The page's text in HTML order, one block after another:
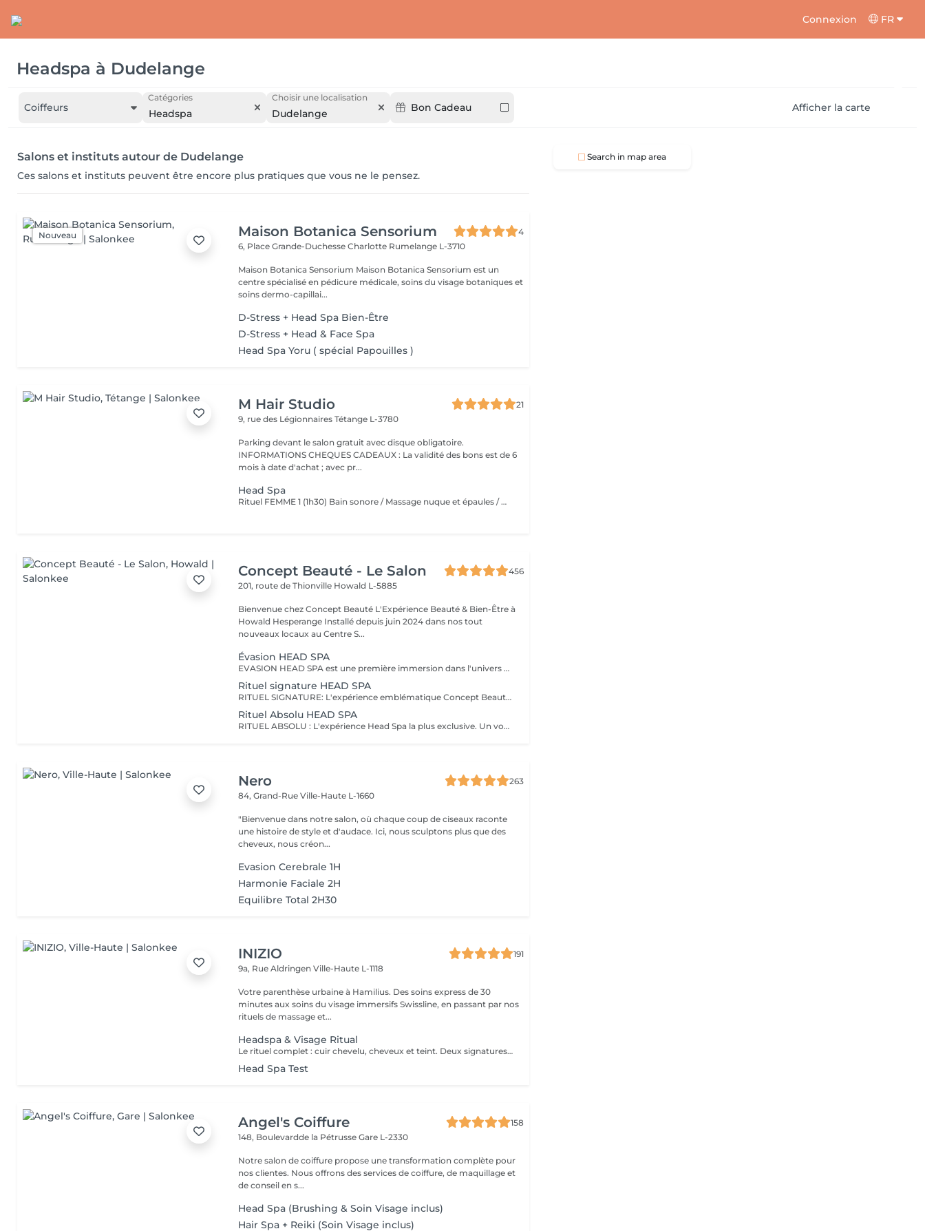
Connexion FR
Headspa à Dudelange
Coiffeurs
Catégories
Headspa
Choisir une localisation
Dudelange Bon Cadeau Afficher la carte
Salons et instituts autour de Dudelange
Ces salons et instituts peuvent être encore plus pratiques que vous ne le pensez.
Nouveau Maison Botanica Sensorium
4
6, Place Grande-Duchesse Charlotte Rumelange L-3710
Maison Botanica Sensorium Maison Botanica Sensorium est un
centre spécialisé en pédicure médicale, soins du visage botaniques et
soins dermo-capillai...
D-Stress + Head Spa Bien-Être
D-Stress + Head & Face Spa
Head Spa Yoru ( spécial Papouilles )
M Hair Studio
21
9, rue des LégionnairesTétange L-3780
Parking devant le salon gratuit avec disque obligatoire.
INFORMATIONS CHEQUES CADEAUX : La validité des bons est de 6
mois à date d'achat ; avec pr...
Head Spa
Rituel FEMME 1 (1h30) Bain sonore / Massage nuque et épaules / Massage cuir chevelu (avec outils) / Gommage cuir chevelu / Cascade d'eau / Shampooing / Soin / masque / Bain / vapeur / Séchage Rituel FEMME 2 (2h00) Bain sonore / Points de pression avec pochons (aux herbes aromatiques) / Soin visage (nettoyage, gommage, masque en tissu hydratant, crème de jour) / Massage buste et épaules / Massage visage / masque quartz rose / Massage cuir chevelu (avec outils) / Gommage cuir chevelu / Cascade d'eau / Shampooing / Soin / masque / Bain vapeur aromathérapie / Détente bras, mains / Luminothérapie* / Séchage Rituel HOMME (1h15) Bain sonore / Massage visage, nuque et épaules / Massage cuir chevelu (avec outils) / Gommage cuir chevelu / Cascade d'eau / Shampooing / Bain vapeur aromathérapie / Lotion tonique énergisante / Séchage
Concept Beauté - Le Salon
456
201, route de Thionville Howald L-5885
Bienvenue chez Concept Beauté L'Expérience Beauté & Bien-Être à
Howald Hesperange Installé depuis juin 2024 dans nos tout
nouveaux locaux au Centre S...
Évasion HEAD SPA
EVASION HEAD SPA est une première immersion dans l'univers du Head Spa. Ce rituel découverte vous invite à relâcher les tensions accumulées grâce à un massage du cuir chevelu associé à une expérience sensorielle autour de l'eau et à un soin adapté. Idéal pour découvrir les bienfaits du Head Spa et s'offrir un véritable moment de détente. Coiffage ou brushing inclus. DECOUVREZ NOTRE UNIVERS HEAD SPA, une expérience unique alliant relaxation profonde, soin du cuir chevelu et beauté du cheveu. Inspirés des rituels de bien-être japonais, nos soins Head Spa sont conçus pour procurer un véritable moment de déconnexion tout en prenant soin de vos cheveux et de votre cuir chevelu. Chaque rituel associe des techniques de massage relaxantes, un travail autour de l'eau, des soins professionnels adaptés et se termine par un coiffage ou un brushing afin que vous repartiez détendue et sublimée. Accordez-vous une parenthèse hors du temps et choisissez le rituel qui correspond à vos envies.
Rituel signature HEAD SPA
RITUEL SIGNATURE: L'expérience emblématique Concept Beauté. Un rituel complet alliant bien-être, soin du cuir chevelu, beauté du cheveu et coiffage personnalisé. DECOUVREZ NOTRE UNIVERS HEAD SPA, une expérience unique alliant relaxation profonde, soin du cuir chevelu et beauté du cheveu. Inspirés des rituels de bien-être japonais, nos soins Head Spa sont conçus pour procurer un véritable moment de déconnexion tout en prenant soin de vos cheveux et de votre cuir chevelu. Chaque rituel associe des techniques de massage relaxantes, un travail autour de l'eau, des soins professionnels adaptés et se termine par un coiffage ou un brushing afin que vous repartiez détendue et sublimée. Accordez-vous une parenthèse hors du temps et choisissez le rituel qui correspond à vos envies.
Rituel Absolu HEAD SPA
RITUEL ABSOLU : L'expérience Head Spa la plus exclusive. Un voyage sensoriel profond associant relaxation intense, soins experts et mise en beauté complète des cheveux. DECOUVREZ NOTRE UNIVERS HEAD SPA, une expérience unique alliant relaxation profonde, soin du cuir chevelu et beauté du cheveu. Inspirés des rituels de bien-être japonais, nos soins Head Spa sont conçus pour procurer un véritable moment de déconnexion tout en prenant soin de vos cheveux et de votre cuir chevelu. Chaque rituel associe des techniques de massage relaxantes, un travail autour de l'eau, des soins professionnels adaptés et se termine par un coiffage ou un brushing afin que vous repartiez détendue et sublimée. Accordez-vous une parenthèse hors du temps et choisissez le rituel qui correspond à vos envies.
Nero
263
84, Grand-RueVille-Haute L-1660
"Bienvenue dans notre salon, où chaque coup de ciseaux raconte
une histoire de style et d'audace. Ici, nous sculptons plus que des
cheveux, nous créon...
Evasion Cerebrale 1H
Harmonie Faciale 2H
Equilibre Total 2H30
INIZIO
191
9a, Rue AldringenVille-Haute L-1118
Votre parenthèse urbaine à Hamilius. Des soins express de 30
minutes aux soins du visage immersifs Swissline, en passant par nos
rituels de massage et...
Headspa & Visage Ritual
Le rituel complet : cuir chevelu, cheveux et teint. Deux signatures suisse-italienne, une cabine privée. Deux heures de bien-être complet, qui réunissent nos deux rituels signatures dans la même cabine privée. La séance s'ouvre par le rituel headspa complet de 90 minutes diagnostic personnalisé du cuir chevelu, protocole en quatre étapes avec Hylis, la marque professionnelle italienne créée à Trévise puis se prolonge par un soin du visage sur mesure avec Swissline, la maison de skincare suisse fondée en 1989, célébrée dans le monde entier pour ses formules à base de collagène dédiées à la longévité de la peau, en exclusivité chez Inizio au Luxembourg. Deux traditions scientifiques, deux collaborations exclusives, un seul moment continu de restauration. La séance se conclut par un brushing soigné. Notre expérience bien-être la plus complète, pensée pour celles et ceux qui souhaitent vraiment sortir du rythme du quotidien. Inclus : rituel headspa Hylis complet, soin du visage Swissline personnalisé, brushing.
Head Spa Test
Angel's Coiffure
158
148, Boulevardde la PétrusseGare L-2330
Notre salon de coiffure propose une transformation complète pour
nos clientes. Nous offrons des services de coiffure, de maquillage et
de conseil en s...
Head Spa (Brushing & Soin Visage inclus)
Hair Spa + Reiki (Soin Visage inclus)
Search in map area